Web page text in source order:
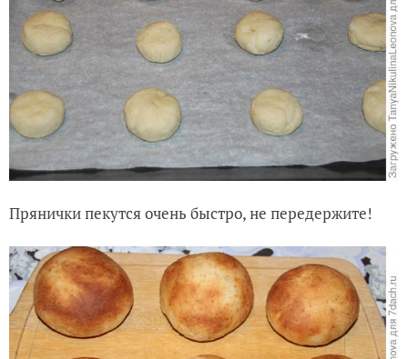
Прянички пекутся очень быстро, не передержите!